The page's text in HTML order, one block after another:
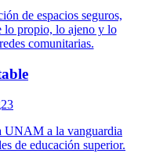
de espacios seguros,
lo propio, lo ajeno y lo
comunitarias.
UNAM a la vanguardia
de educación superior.